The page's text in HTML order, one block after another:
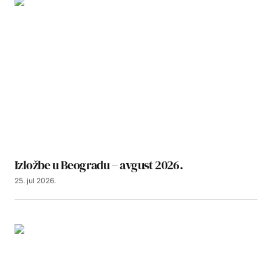
Izložbe u Beogradu – avgust 2026.
25. jul 2026.